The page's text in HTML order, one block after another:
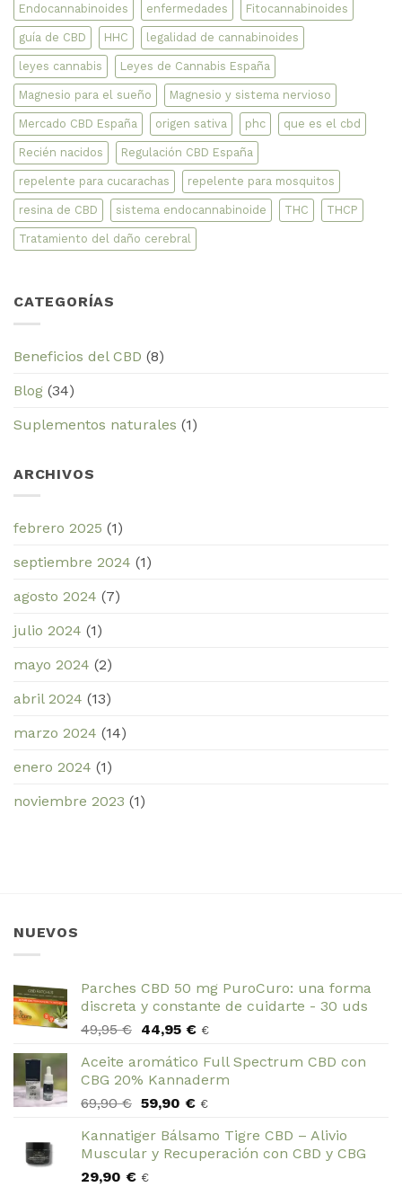
Endocannabinoides enfermedades Fitocannabinoides
guía de CBD HHC legalidad de cannabinoides
leyes cannabis Leyes de Cannabis España
Magnesio para el sueño Magnesio y sistema nervioso
Mercado CBD España origen sativa phc que es el cbd
Recién nacidos Regulación CBD España
repelente para cucarachas repelente para mosquitos
resina de CBD sistema endocannabinoide THC THCP
Tratamiento del daño cerebral
CATEGORÍAS
Beneficios del CBD (8)
Blog (34)
Suplementos naturales (1)
ARCHIVOS
febrero 2025 (1)
septiembre 2024 (1)
agosto 2024 (7)
julio 2024 (1)
mayo 2024 (2)
abril 2024 (13)
marzo 2024 (14)
enero 2024 (1)
noviembre 2023 (1)
NUEVOS
Parches CBD 50 mg PuroCuro: una forma
discreta y constante de cuidarte - 30 uds
49,95€ El
original
era:
49,95 €.
44,95 €El
actual
es:
44,95 €.
€
Aceite aromático Full Spectrum CBD con
CBG 20% Kannaderm
69,90€ El
original
era:
69,90 €.
59,90 €El
actual
es:
€
Kannatiger Bálsamo Tigre CBD – Alivio
Muscular y Recuperación con CBD y CBG
29,90 € €